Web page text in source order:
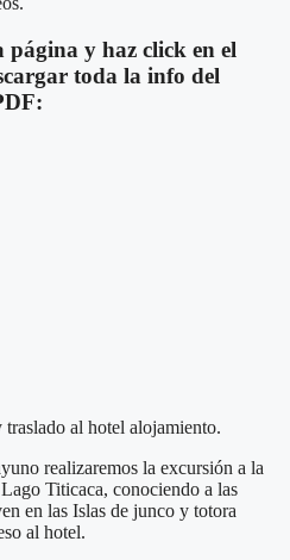
página y haz click en el
toda la info del
al hotel alojamiento.
realizaremos la excursión a la
Titicaca, conociendo a las
en las Islas de junco y totora
al hotel.